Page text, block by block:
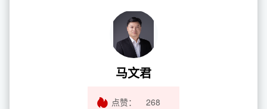
马文君
点赞： 268